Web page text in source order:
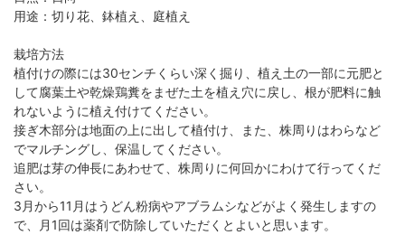
用途：切り花、鉢植え、庭植え
栽培方法
植付けの際には30センチくらい深く掘り、植え土の一部に元肥と
して腐葉土や乾燥鶏糞をまぜた土を植え穴に戻し、根が肥料に触
れないように植え付けてください。
接ぎ木部分は地面の上に出して植付け、また、株周りはわらなど
でマルチングし、保温してください。
追肥は芽の伸長にあわせて、株周りに何回かにわけて行ってくだ
さい。
3月から11月はうどん粉病やアブラムシなどがよく発生しますの
で、月1回は薬剤で防除していただくとよいと思います。